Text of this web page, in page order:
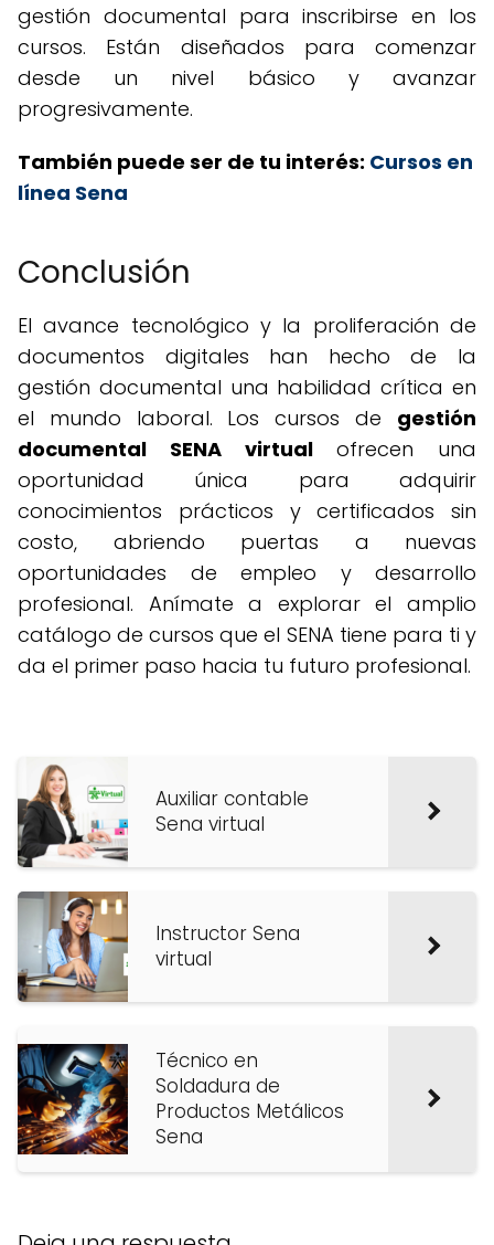
gestión documental para inscribirse en los
cursos. Están diseñados para comenzar
desde un nivel básico y avanzar
progresivamente.
También puede ser de tu interés: Cursos en
línea Sena
Conclusión
El avance tecnológico y la proliferación de
documentos digitales han hecho de la
gestión documental una habilidad crítica en
el mundo laboral. Los cursos de gestión
documental SENA virtualofrecen una
oportunidad única para adquirir
conocimientos prácticos y certificados sin
costo, abriendo puertas a nuevas
oportunidades de empleo y desarrollo
profesional. Anímate a explorar el amplio
catálogo de cursos que el SENA tiene para ti y
da el primer paso hacia tu futuro profesional.
Auxiliar contable
Sena virtual
Instructor Sena
virtual
Técnico en
Soldadura de
Productos Metálicos
Sena